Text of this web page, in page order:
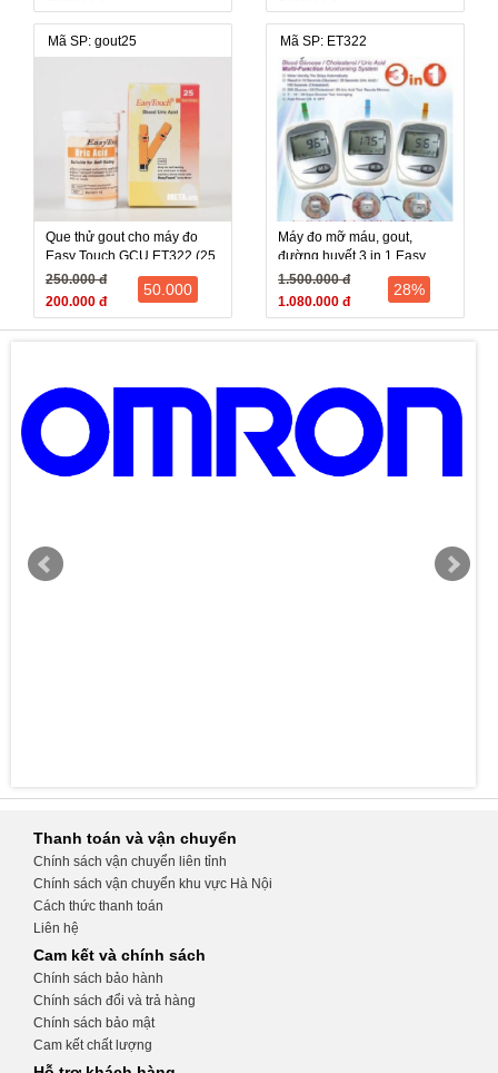
Mã SP: gout25
Que thử gout cho máy đo
Easy Touch GCU ET322 (25
que)
250.000 đ
200.000 đ
50.000
Mã SP: ET322
Máy đo mỡ máu, gout,
đường huyết 3 in 1 Easy
Touch ET322
1.500.000 đ
1.080.000 đ
28%
Thanh toán và vận chuyển
Chính sách vận chuyển liên tỉnh
Chính sách vận chuyển khu vực Hà Nội
Cách thức thanh toán
Liên hệ
Cam kết và chính sách
Chính sách bảo hành
Chính sách đổi và trả hàng
Chính sách bảo mật
Cam kết chất lượng